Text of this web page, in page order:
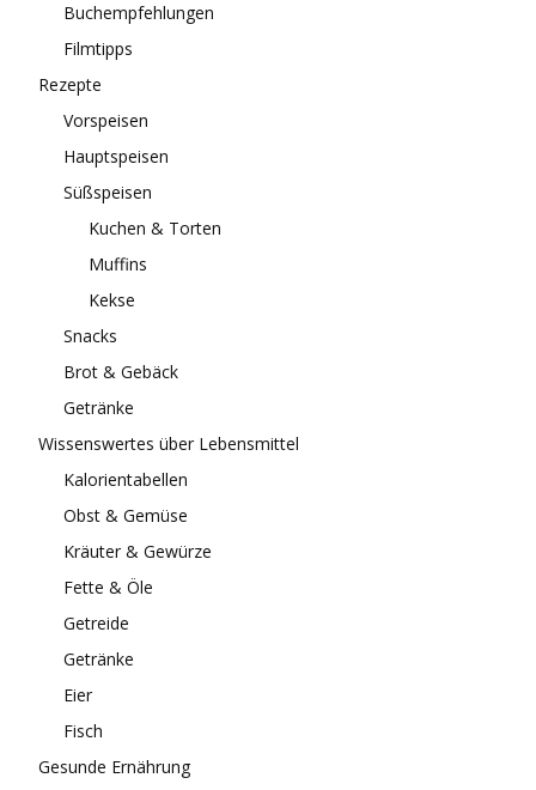
Buchempfehlungen
Filmtipps
Rezepte
Vorspeisen
Hauptspeisen
Süßspeisen
Kuchen & Torten
Muffins
Kekse
Snacks
Brot & Gebäck
Getränke
Wissenswertes über Lebensmittel
Kalorientabellen
Obst & Gemüse
Kräuter & Gewürze
Fette & Öle
Getreide
Getränke
Eier
Fisch
Gesunde Ernährung